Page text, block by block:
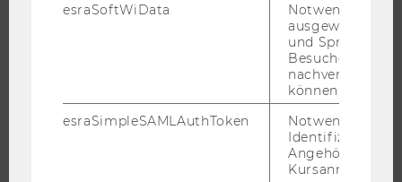
INTERNATIONALE UND INCOMING EXCHANGE STUDIERENDE
ANGEBOTE FÜR SCHULEN UND STUDIENINTERESSIERTE
esraSoftWiData
Notwendig um
ausgewählte
und
Besuchers
nachverfolgen
können.
esraSimpleSAMLAuthToken
Notwendig zur
Identifizierung
Angehörige/r für
Kursanmeldung.